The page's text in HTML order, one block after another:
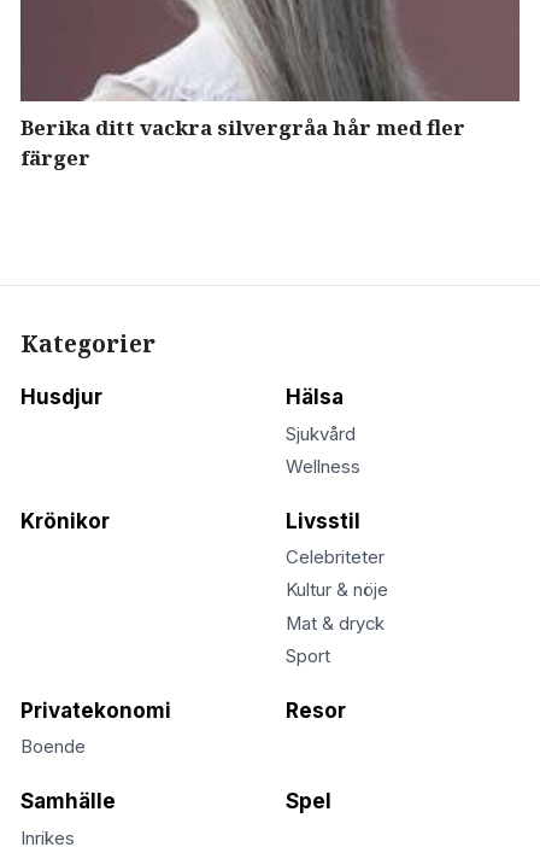
Berika ditt vackra silvergråa hår med fler
färger
Kategorier
Husdjur Hälsa
Sjukvård
Wellness
Krönikor Livsstil
Celebriteter
Kultur & nöje
Mat & dryck
Sport
Privatekonomi
Boende
Resor
Samhälle
Inrikes
Spel